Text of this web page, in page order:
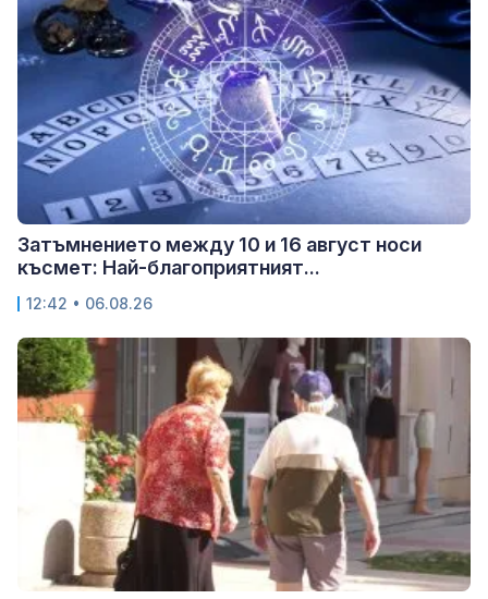
Затъмнението между 10 и 16 август носи
късмет: Най-благоприятният...
12:42 • 06.08.26